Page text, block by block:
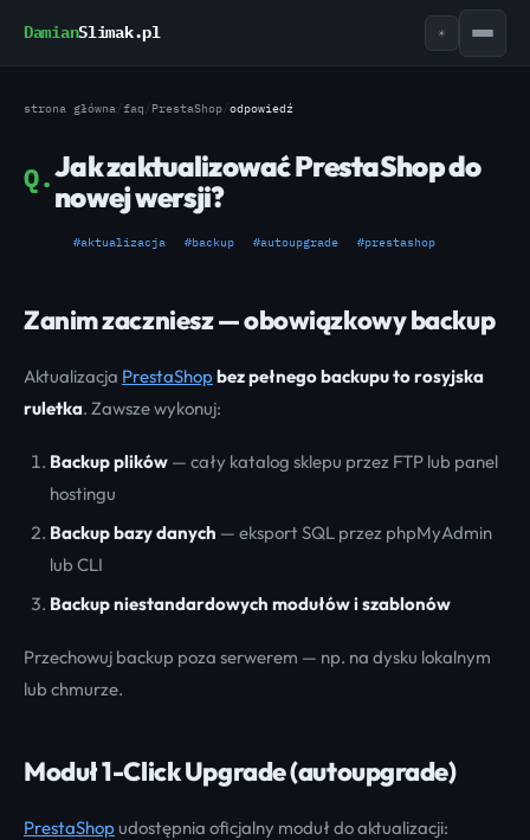
DamianSlimak.pl ☀
strona główna/faq /PrestaShop/odpowiedź
Q.Jak zaktualizować PrestaShop do
nowej wersji?
#aktualizacja #backup #autoupgrade #prestashop
Zanim zaczniesz — obowiązkowy backup
Aktualizacja PrestaShopbez pełnego backupu to rosyjska
ruletka. Zawsze wykonuj:
Backup plików — cały katalog sklepu przez FTP lub panel
hostingu
Backup bazy danych — eksport SQL przez phpMyAdmin
lub CLI
Backup niestandardowych modułów i szablonów
Przechowuj backup poza serwerem — np. na dysku lokalnym
lub chmurze.
Moduł 1-Click Upgrade (autoupgrade)
PrestaShopudostępnia oficjalny moduł do aktualizacji: